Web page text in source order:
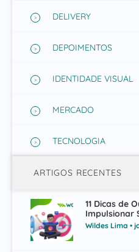
DELIVERY
DEPOIMENTOS
IDENTIDADE VISUAL
MERCADO
TECNOLOGIA
ARTIGOS RECENTES
11 Dicas de
Impulsionar
Wildes Lima